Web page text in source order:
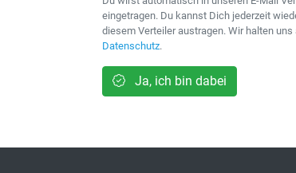
eingetragen. Du kannst Dich jederzeit
diesem Verteiler austragen. Wir halten uns
Datenschutz.
Ja, ich bin dabei